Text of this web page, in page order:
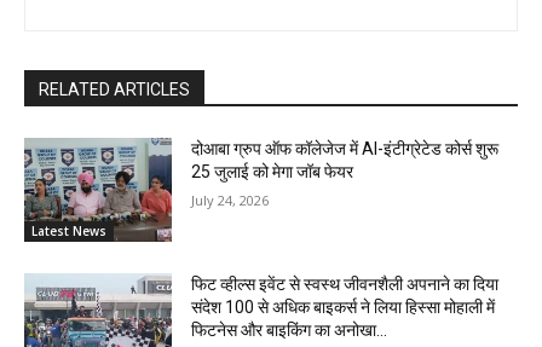
RELATED ARTICLES
Latest News
दोआबा ग्रुप ऑफ कॉलेजेज में AI-इंटीग्रेटेड कोर्स शुरू
25 जुलाई को मेगा जॉब फेयर
July 24, 2026
फिट व्हील्स इवेंट से स्वस्थ जीवनशैली अपनाने का दिया
संदेश 100 से अधिक बाइकर्स ने लिया हिस्सा मोहाली में
फिटनेस और बाइकिंग का अनोखा...